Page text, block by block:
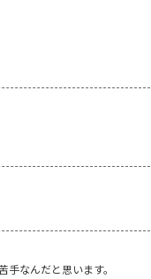
なんだと思います。